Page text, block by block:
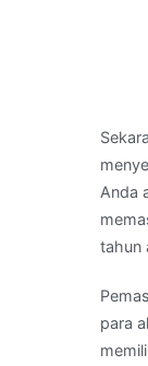
Anda
tahun
para